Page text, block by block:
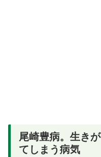
尾崎豊病。生き
てしまう病気